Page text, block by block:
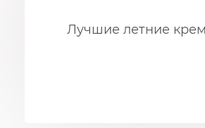
Лучшие летние